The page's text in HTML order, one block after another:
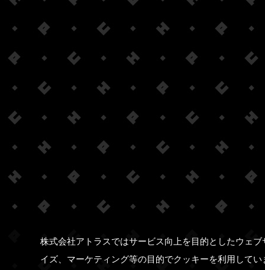
株式会社アトラスではサービス向上を目的としたウェ
イズ、マーケティング等の目的でクッキーを利用して